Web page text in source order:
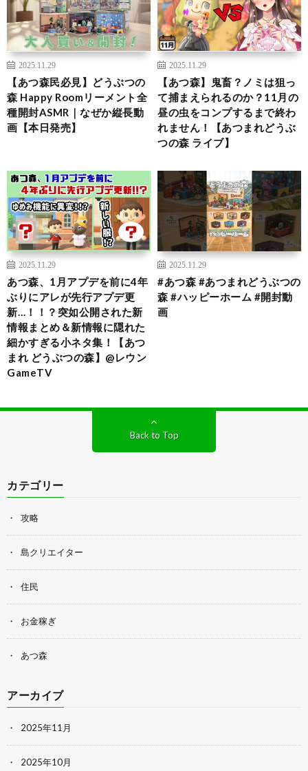
2025.11.29
【あつ森民必見】どうぶつの
森 Happy Roomリーメント全
種開封ASMR｜なぜか縦長動
画【本日発売】
2025.11.29
【あつ森】鬼畜？ノミは狙っ
て捕まえられるのか？11月の
昼の虫をコンプするまで終わ
れません！【あつまれどうぶ
つの森 ライブ】
2025.11.29
あつ森、1月アプデを前に4年
ぶりにアレが先行アプデ更
新…！！？突如公開された新
情報まとめ＆新情報に隠れた
細かすぎる小ネタ集！【あつ
まれ どうぶつの森】@レウン
GameTV
2025.11.29
#あつ森 #あつまれどうぶつの
森 #ハッピーホーム #開封動
画
Back to Top
カテゴリー
攻略
島クリエイター
住民
お金稼ぎ
あつ森
アーカイブ
2025年11月
2025年10月